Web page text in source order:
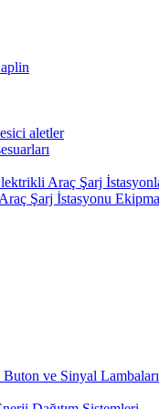
aletler
Araç Şarj
Araç Şarj İstasyonu
Buton ve Sinyal Lambaları